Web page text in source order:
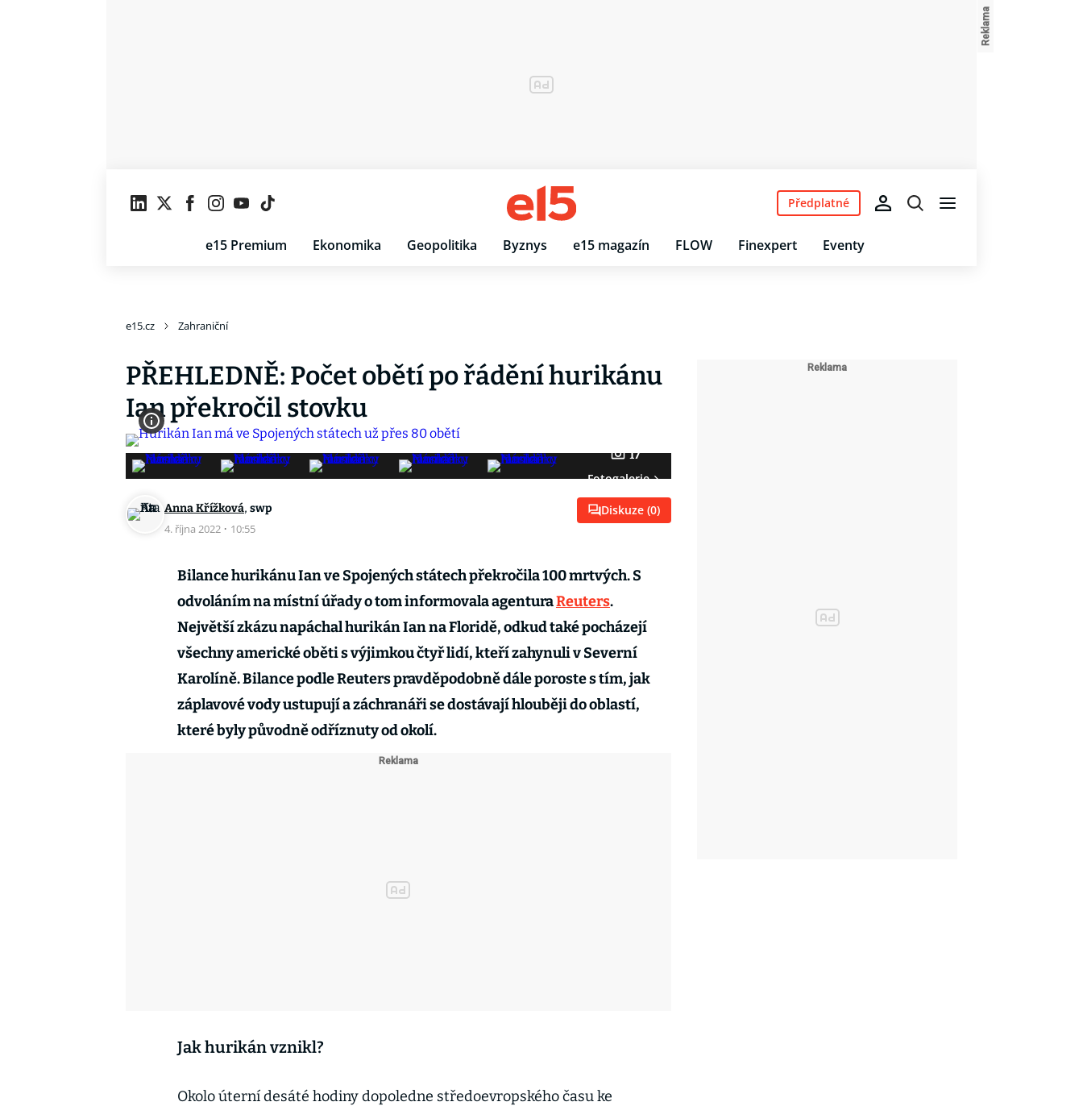
e15 Premium Ekonomika Geopolitika Byznys e15 magazín FLOW Finexpert Eventy
Předplatné
e15.cz Zahraniční
PŘEHLEDNĚ: Počet obětí po řádění hurikánu
Ian překročil stovku
17
Fotogalerie
Anna Křížková, swp
4. října 2022 · 10:55
Diskuze (0)
Bilance hurikánu Ian ve Spojených státech překročila 100 mrtvých. S
odvoláním na místní úřady o tom informovala agenturaReuters.
Největší zkázu napáchal hurikán Ian na Floridě, odkud také pocházejí
všechny americké oběti s výjimkou čtyř lidí, kteří zahynuli v Severní
Karolíně. Bilance podle Reuters pravděpodobně dále poroste s tím, jak
záplavové vody ustupují a záchranáři se dostávají hlouběji do oblastí,
které byly původně odříznuty od okolí.
Jak hurikán vznikl?
Okolo úterní desáté hodiny dopoledne středoevropského času ke